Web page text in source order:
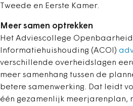
Tweede en Eerste Kamer.
Meer samen optrekken
Het Adviescollege
Informatiehuishouding (ACOI)
verschillende overheidslagen
meer samenhang tussen de
betere samenwerking. Dat leidt
één gezamenlijk meerjarenplan,